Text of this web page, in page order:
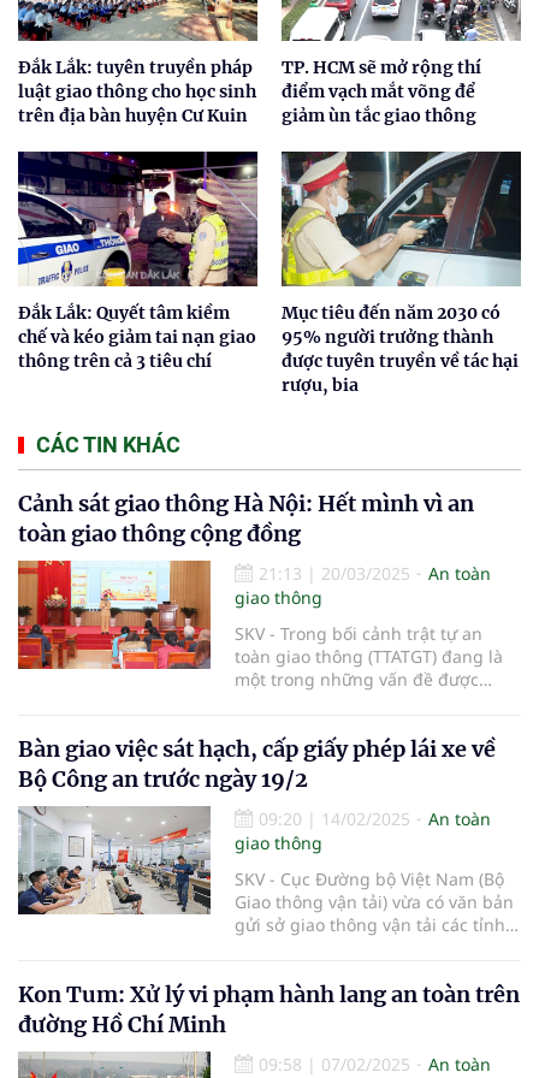
Đắk Lắk: tuyên truyền pháp
luật giao thông cho học sinh
trên địa bàn huyện Cư Kuin
TP. HCM sẽ mở rộng thí
điểm vạch mắt võng để
giảm ùn tắc giao thông
Đắk Lắk: Quyết tâm kiềm
chế và kéo giảm tai nạn giao
thông trên cả 3 tiêu chí
Mục tiêu đến năm 2030 có
95% người trưởng thành
được tuyên truyền về tác hại
rượu, bia
CÁC TIN KHÁC
Cảnh sát giao thông Hà Nội: Hết mình vì an
toàn giao thông cộng đồng
21:13 | 20/03/2025
An toàn
giao thông
SKV - Trong bối cảnh trật tự an
toàn giao thông (TTATGT) đang là
một trong những vấn đề được
không ngừng nỗ lực nhằm nâng
cao nhận thức và ý thức chấp hành
pháp luật của người dân.
Bàn giao việc sát hạch, cấp giấy phép lái xe về
Bộ Công an trước ngày 19/2
09:20 | 14/02/2025
An toàn
giao thông
SKV - Cục Đường bộ Việt Nam (Bộ
Giao thông vận tải) vừa có văn bản
gửi sở giao thông vận tải các tỉnh,
lý Nhà nước về sát hạch, cấp giấy
Kon Tum: Xử lý vi phạm hành lang an toàn trên
đường Hồ Chí Minh
09:58 | 07/02/2025
An toàn